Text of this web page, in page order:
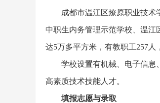
成都市温江区燎原职业技术
中职生内务管理示范学校、温江
达5万多平方米，有教职工257人
学校设置有机械、电子信息
高素质技术技能人才。
填报志愿与录取